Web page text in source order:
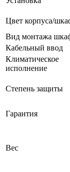
Цвет корпуса/
Вид монтажа
Кабельный ввод
Климатическое
исполнение
Степень защиты
Гарантия
Вес